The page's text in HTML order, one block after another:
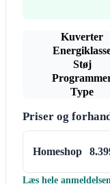
Kuverter
Støj
Type
Priser og
Homeshop
Læs hele